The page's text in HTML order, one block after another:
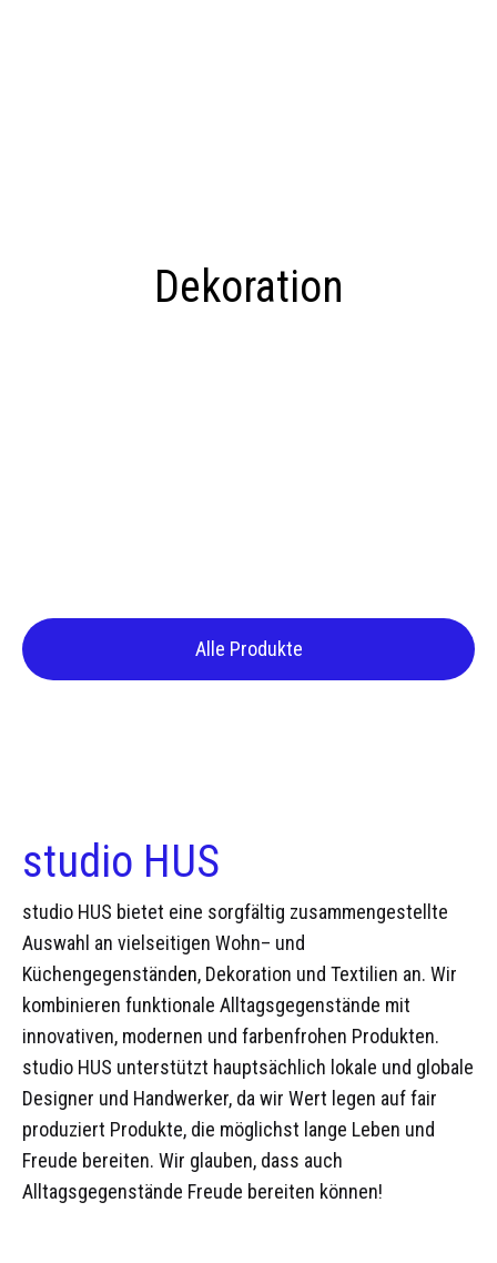
Dekoration
Alle Produkte
studio HUS
studio HUS bietet eine sorgfältig zusammengestellte
Auswahl an vielseitigen Wohn– und
Küchengegenständen, Dekoration und Textilien an. Wir
kombinieren funktionale Alltagsgegenstände mit
innovativen, modernen und farbenfrohen Produkten.
studio HUS unterstützt hauptsächlich lokale und globale
Designer und Handwerker, da wir Wert legen auf fair
produziert Produkte, die möglichst lange Leben und
Freude bereiten. Wir glauben, dass auch
Alltagsgegenstände Freude bereiten können!